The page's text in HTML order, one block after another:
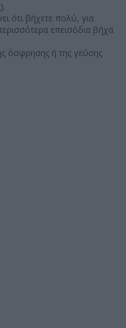
ότι βήχετε πολύ, για
επεισόδια βήχα
όσφρησης ή της γεύσης